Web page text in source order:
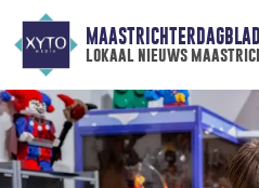
lokaal nieuws